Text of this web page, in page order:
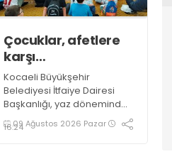
Çocuklar, afetlere
karşı
bilinçlendiriliyor
Kocaeli Büyükşehir
Belediyesi İtfaiye Dairesi
Başkanlığı, yaz döneminde
Kur’an kurslarında ve yaz
kamplarında eğitim gören
09 Ağustos 2026 Pazar
16:24